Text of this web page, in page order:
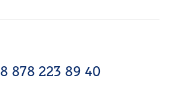
8 878 223 89 40